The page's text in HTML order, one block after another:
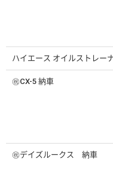
ハイエース オイルストレー
㊗️CX-5 納車
㊗️デイズルークス 納車